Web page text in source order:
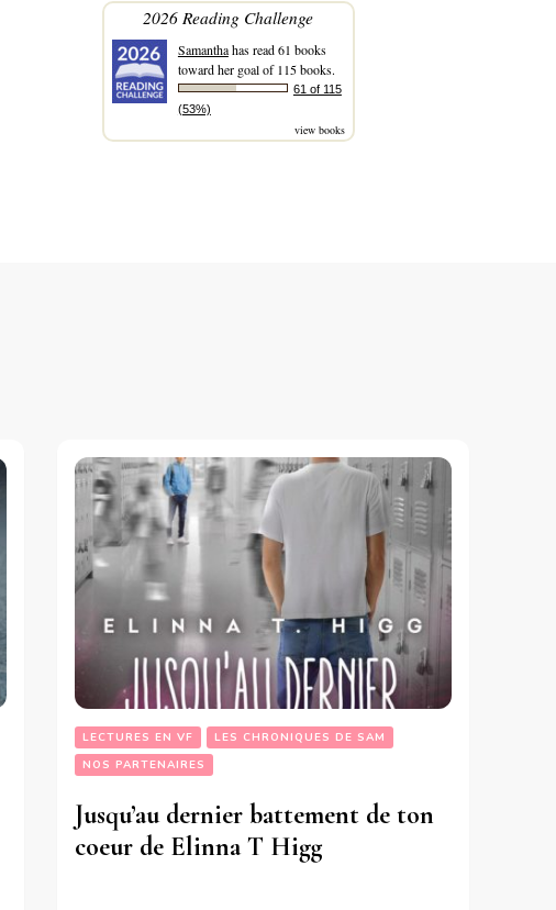
2026 Reading Challenge
Samanthahas read 61 books
toward her goal of 115 books.
61 of 115
(53%)
view books
LECTURES EN VF
LES CHRONIQUES DE SAM
NOS PARTENAIRES
Jusqu’au dernier battement de ton
coeur de Elinna T Higg